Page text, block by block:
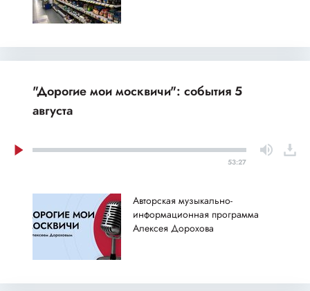
"Дорогие мои москвичи": события 5
августа
53:27
Авторская музыкально-
информационная программа
Алексея Дорохова